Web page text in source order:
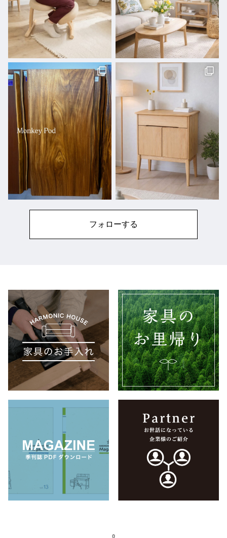
フォローする